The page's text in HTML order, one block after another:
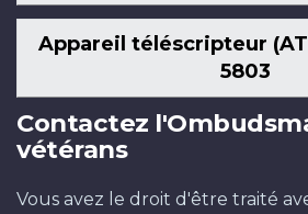
Appareil téléscripteur
5803
Contactez
vétérans
Vous avez le droit d'être traité